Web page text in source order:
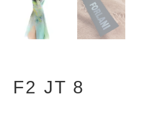
F2 JT 8